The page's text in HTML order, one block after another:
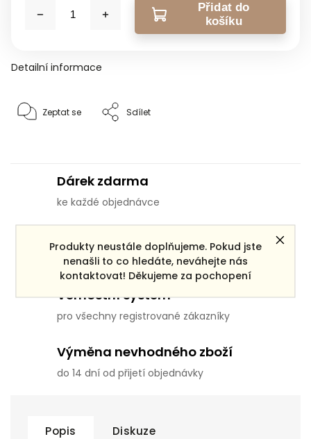
Produkty neustále doplňujeme. Pokud jste
nenašli to co hledáte, neváhejte nás
kontaktovat! Děkujeme za pochopení
Přidat do
košíku
Detailní informace
Zeptat se Sdílet
Dárek zdarma
ke každé objednávce
Doprava zdarma
pro objednávky po ČR nad 3000 Kč
Věrnostní systém
pro všechny registrované zákazníky
Výměna nevhodného zboží
do 14 dní od přijetí objednávky
Popis Diskuze